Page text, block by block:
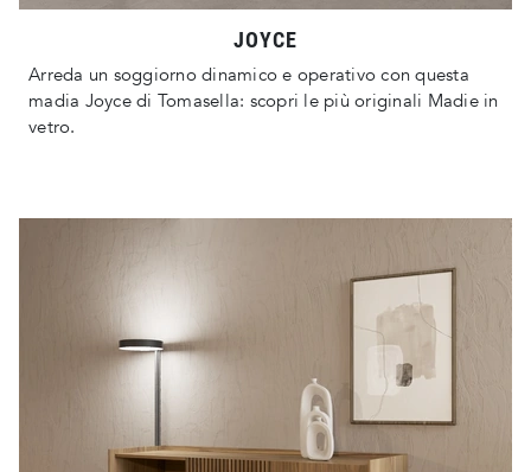
JOYCE
Arreda un soggiorno dinamico e operativo con questa
madia Joyce di Tomasella: scopri le più originali Madie in
vetro.